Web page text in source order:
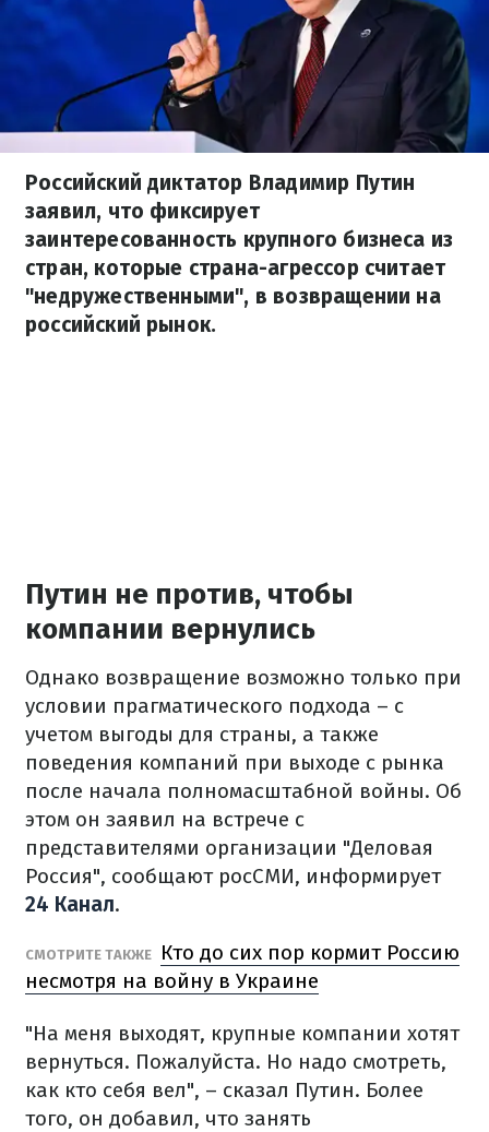
Российский диктатор Владимир Путин
заявил, что фиксирует
заинтересованность крупного бизнеса из
стран, которые страна-агрессор считает
"недружественными", в возвращении на
российский рынок.
Путин не против, чтобы
компании вернулись
Однако возвращение возможно только при
условии прагматического подхода – с
учетом выгоды для страны, а также
поведения компаний при выходе с рынка
после начала полномасштабной войны. Об
этом он заявил на встрече с
представителями организации "Деловая
Россия", сообщают росСМИ, информирует
24 Канал.
СМОТРИТЕ ТАКЖЕ
Кто до сих пор кормит Россию
несмотря на войну в Украине
"На меня выходят, крупные компании хотят
вернуться. Пожалуйста. Но надо смотреть,
как кто себя вел", – сказал Путин. Более
того, он добавил, что занять